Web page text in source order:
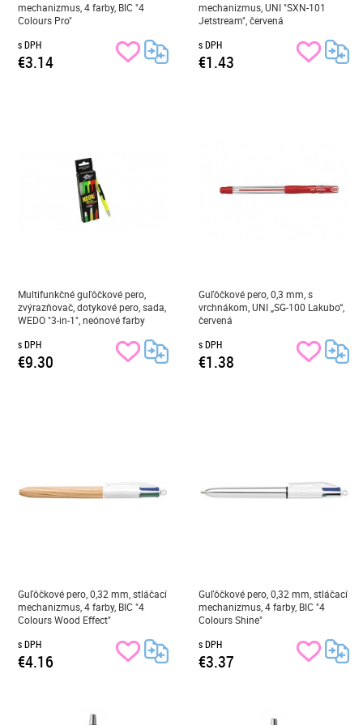
mechanizmus, 4 farby, BIC "4
Colours Pro"
s DPH
€3.14
mechanizmus, UNI "SXN-101
Jetstream", červená
s DPH
€1.43
Multifunkčné guľôčkové pero,
zvýrazňovač, dotykové pero, sada,
WEDO "3-in-1", neónové farby
s DPH
€9.30
Guľôčkové pero, 0,3 mm, s
vrchnákom, UNI „SG-100 Lakubo“,
červená
s DPH
€1.38
Guľôčkové pero, 0,32 mm, stláčací
mechanizmus, 4 farby, BIC "4
Colours Wood Effect"
s DPH
€4.16
Guľôčkové pero, 0,32 mm, stláčací
mechanizmus, 4 farby, BIC "4
Colours Shine"
s DPH
€3.37